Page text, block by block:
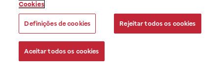
Cookies
Definições de cookies Rejeitar todos os cookies
Aceitar todos os cookies